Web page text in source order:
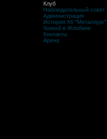
Клуб
Наблюдательный совет
Администрация
История ХК "Металлург"
Хоккей в Жлобине
Контакты
Арена